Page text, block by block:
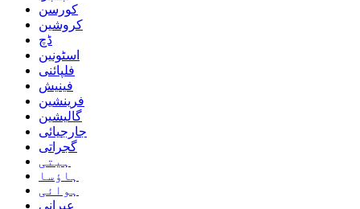
کورسن
کروشین
ڈچ
اسٹونین
فلپائنی
فینیش
فرینشین
گالیشین
جارجیائی
گجراتی
ہیتی
ہاؤسا
ہوائی
عبرانی